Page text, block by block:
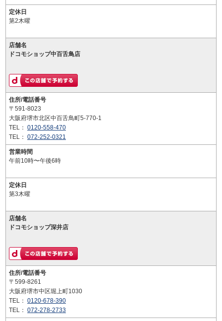
定休日
第2木曜
店舗名
ドコモショップ中百舌鳥店
住所/電話番号
〒591-8023
大阪府堺市北区中百舌鳥町5-770-1
TEL： 0120-558-470
TEL： 072-252-0321
営業時間
午前10時〜午後6時
定休日
第3木曜
店舗名
ドコモショップ深井店
住所/電話番号
〒599-8261
大阪府堺市中区堀上町1030
TEL： 0120-678-390
TEL： 072-278-2733